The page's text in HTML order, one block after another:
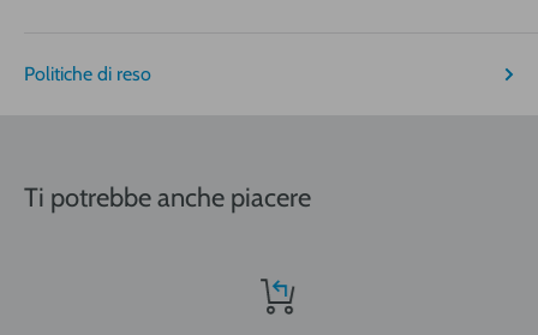
Adige, Lombardia, Emilia Romagna, Piemonte, Liguria, Val
d'Aosta, Toscana, Marche, Umbria, Lazio, Abruzzo.
Sud: Molise, Campania, Basilicata, Puglia, Calabria
Politiche di reso
Ti potrebbe anche piacere